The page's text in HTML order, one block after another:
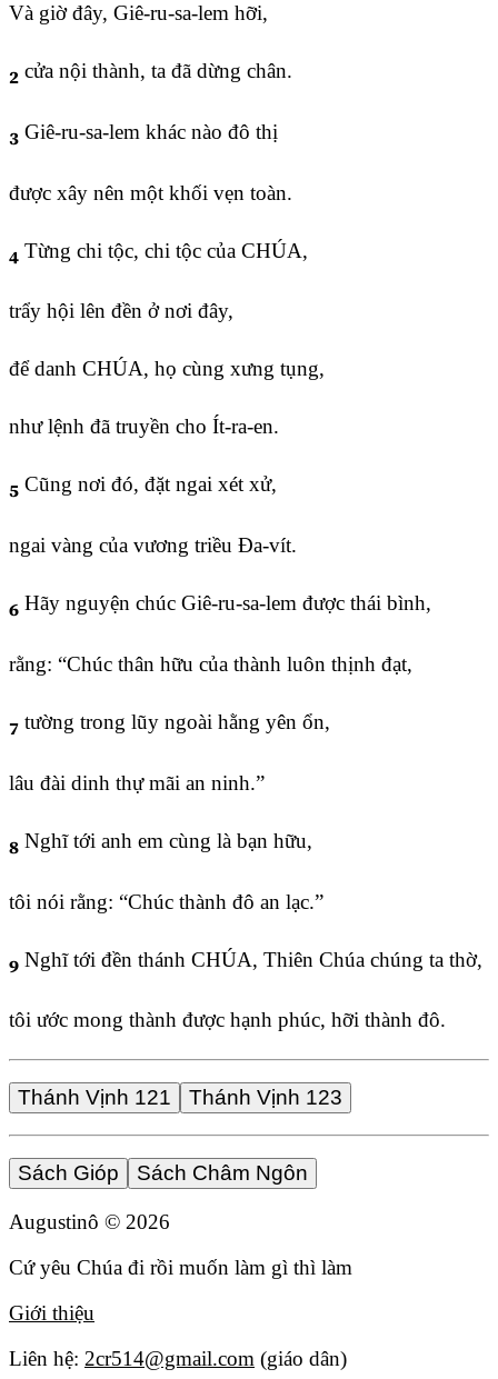
Và giờ đây, Giê-ru-sa-lem hỡi,
2 cửa nội thành, ta đã dừng chân.
3 Giê-ru-sa-lem khác nào đô thị
được xây nên một khối vẹn toàn.
4 Từng chi tộc, chi tộc của CHÚA,
trẩy hội lên đền ở nơi đây,
để danh CHÚA, họ cùng xưng tụng,
như lệnh đã truyền cho Ít-ra-en.
5 Cũng nơi đó, đặt ngai xét xử,
ngai vàng của vương triều Đa-vít.
6 Hãy nguyện chúc Giê-ru-sa-lem được thái bình,
rằng: “Chúc thân hữu của thành luôn thịnh đạt,
7 tường trong lũy ngoài hằng yên ổn,
lâu đài dinh thự mãi an ninh.”
8 Nghĩ tới anh em cùng là bạn hữu,
tôi nói rằng: “Chúc thành đô an lạc.”
9 Nghĩ tới đền thánh CHÚA, Thiên Chúa chúng ta thờ,
tôi ước mong thành được hạnh phúc, hỡi thành đô.
Thánh Vịnh 121 Thánh Vịnh 123
Sách Gióp Sách Châm Ngôn
Augustinô © 2026
Cứ yêu Chúa đi rồi muốn làm gì thì làm
Giới thiệu
Liên hệ: 2cr514@gmail.com (giáo dân)